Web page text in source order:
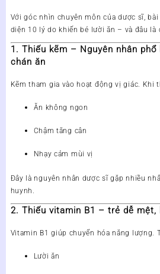
Với góc nhìn chuyên môn củadược sĩ,
diện 10 lý do khiến bé lười ăn – và đâu là
1. Thiếu kẽm – Nguyên nhân
chán ăn
Kẽm tham gia vào hoạt động vị giác. Khi
Ăn không ngon
Chậm tăng cân
Nhạy cảm mùi vị
Đây là nguyên nhân dược sĩ gặp nhiều
huynh.
2. Thiếu vitamin B1 – trẻ dễ mệt,
Vitamin B1 giúp chuyển hóa năng lượng.
Lười ăn